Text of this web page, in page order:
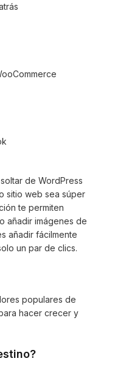
de WordPress
sitio web sea súper
te permiten
añadir imágenes de
añadir fácilmente
un par de clics.
populares de
hacer crecer y